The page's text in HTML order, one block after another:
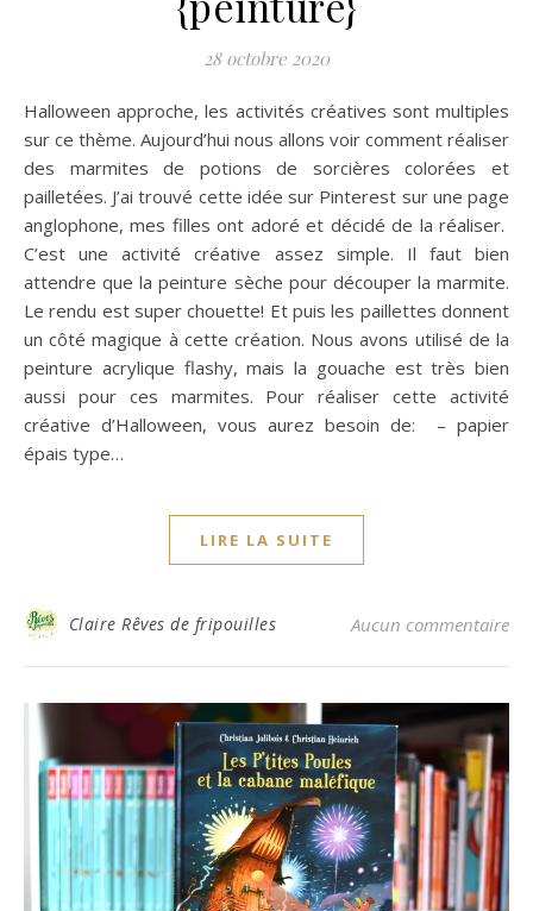
28 octobre 2020
Halloween approche, les activités créatives sont multiples
sur ce thème. Aujourd’hui nous allons voir comment réaliser
des marmites de potions de sorcières colorées et
pailletées. J’ai trouvé cette idée sur Pinterest sur une page
anglophone, mes filles ont adoré et décidé de la réaliser.
C’est une activité créative assez simple. Il faut bien
attendre que la peinture sèche pour découper la marmite.
Le rendu est super chouette! Et puis les paillettes donnent
un côté magique à cette création. Nous avons utilisé de la
peinture acrylique flashy, mais la gouache est très bien
aussi pour ces marmites. Pour réaliser cette activité
créative d’Halloween, vous aurez besoin de: – papier
épais type…
LIRE LA SUITE
Claire Rêves de fripouilles Aucun commentaire